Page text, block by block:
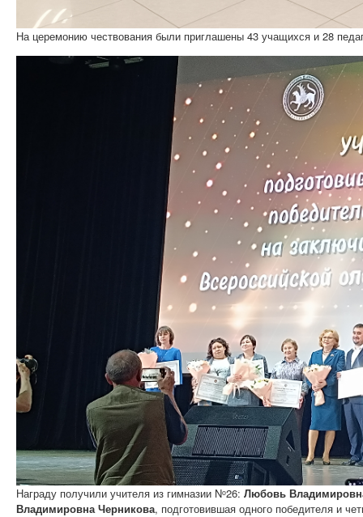
На церемонию чествования были приглашены 43 учащихся и 28
Награду получили учителя из гимназии Nᵒ26: Любовь
Владимировна Черникова, подготовившая одного победителя и